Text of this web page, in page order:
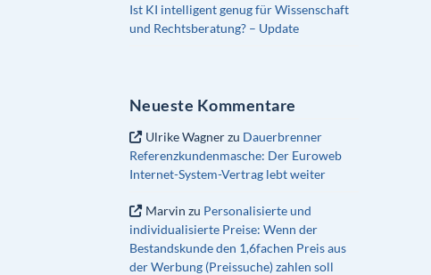
Ist KI intelligent genug für Wissenschaft
und Rechtsberatung? – Update
Neueste Kommentare
Ulrike Wagnerzu Dauerbrenner
Referenzkundenmasche: Der Euroweb
Internet-System-Vertrag lebt weiter
Marvin zu Personalisierte und
individualisierte Preise: Wenn der
Bestandskunde den 1,6fachen Preis aus
der Werbung (Preissuche) zahlen soll